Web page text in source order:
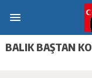
BALIK BAŞTAN